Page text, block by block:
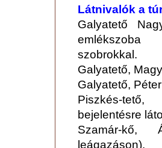
Látnivalók a
Galyatető
szobrokkal.
Galyatető,
Galyatető,
Piszkés-
bejelentésre
Szamár-
leágazáson).